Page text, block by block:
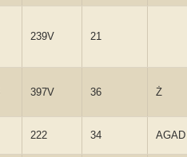
239V 21
397V 36 Ż
222 34 AGAD